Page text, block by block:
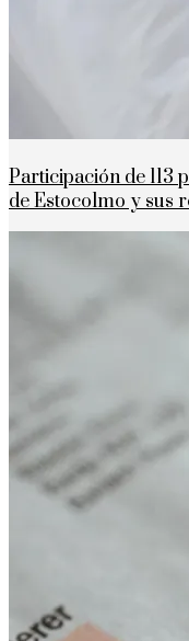
Participación de 113
de Estocolmo y sus